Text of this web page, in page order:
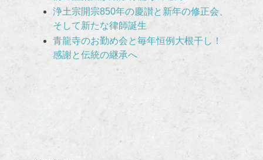
浄土宗開宗850年の慶讃と新年の修正会、
そして新たな律師誕生
青龍寺のお勤め会と毎年恒例大根干し！
感謝と伝統の継承へ